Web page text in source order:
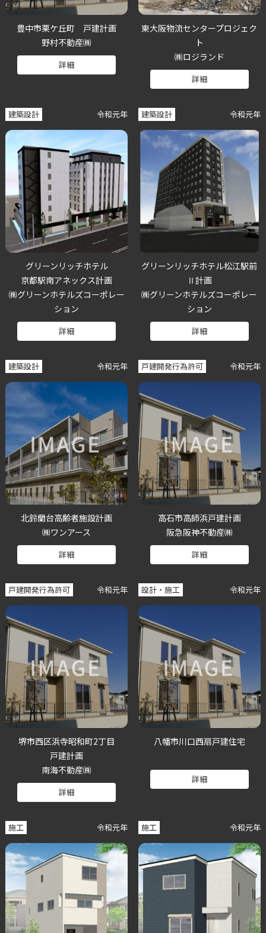
豊中市栗ケ丘町 戸建計画
野村不動産㈱
詳細
東大阪物流センタープロジェク
ト
㈱ロジランド
詳細
建築設計 令和元年
グリーンリッチホテル
京都駅南アネックス計画
㈱グリーンホテルズコーポレー
ション
詳細
建築設計 令和元年
グリーンリッチホテル松江駅前
Ⅱ計画
㈱グリーンホテルズコーポレー
ション
詳細
建築設計 令和元年
北鈴蘭台高齢者施設計画
㈱ワンアース
詳細
戸建開発行為許可 令和元年
高石市高師浜戸建計画
阪急阪神不動産㈱
詳細
戸建開発行為許可 令和元年
堺市西区浜寺昭和町2丁目
戸建計画
南海不動産㈱
詳細
設計・施工 令和元年
八幡市川口西扇戸建住宅
詳細
施工 令和元年 施工 令和元年